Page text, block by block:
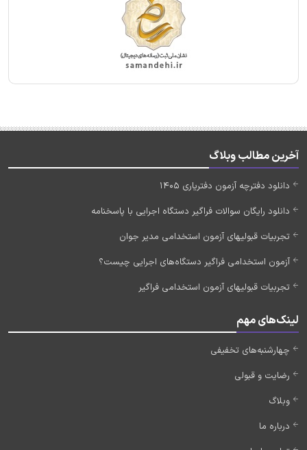
آخرین مطالب وبلاگ
دانلود دفترچه آزمون دفتریاری 1405
دانلود رایگان سوالات فراگیر دستگاه اجرایی با پاسخنامه
تجربیات قبولیهای آزمون استخدامی مدیر جوان
آزمون استخدامی فراگیر دستگاه‌های اجرایی چیست؟
تجربیات قبولیهای آزمون استخدامی فراگیر
لینک‌های مهم
چهارشنبه‌های تخفیفی
رضایت و قبولی
وبلاگ
درباره ما